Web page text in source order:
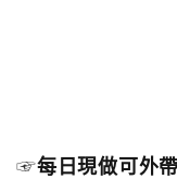
☞每日現做可外